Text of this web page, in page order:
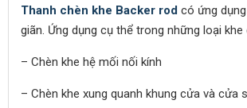
Thanh chèn khe Backer rod có ứng
giãn. Ứng dụng cụ thể trong những loại khe
– Chèn khe hệ mối nối kính
– Chèn khe xung quanh khung cửa và cửa